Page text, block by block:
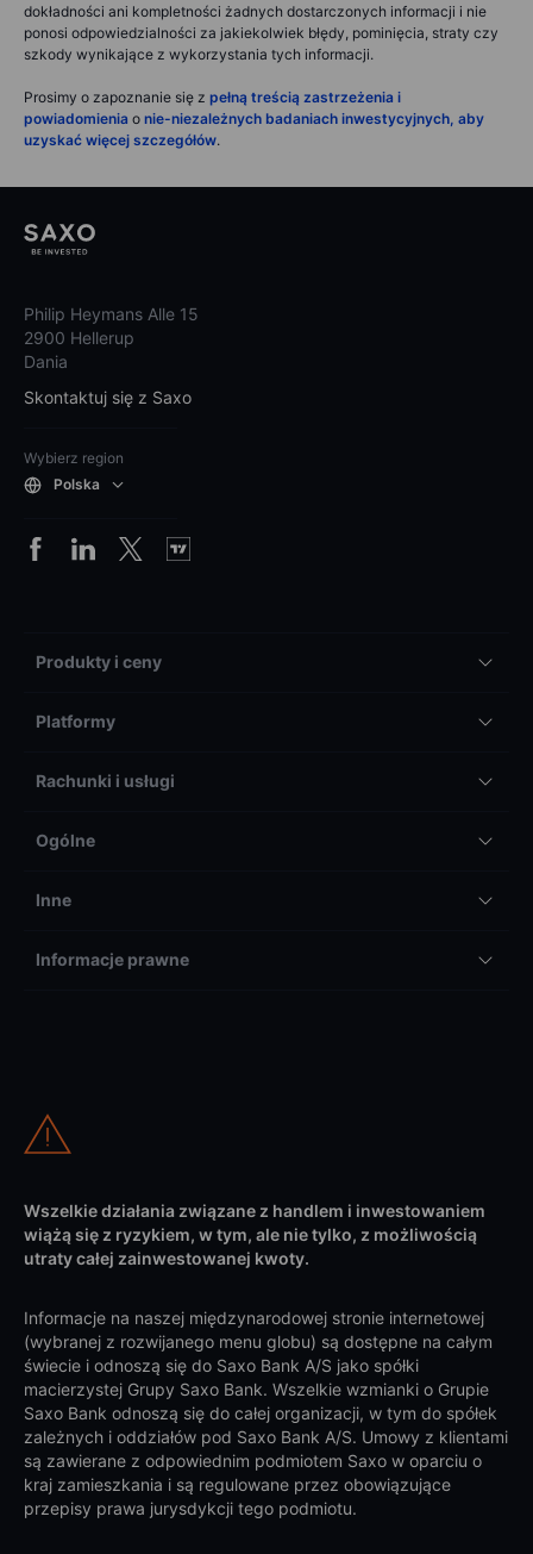
dokładności ani kompletności żadnych dostarczonych informacji i nie
ponosi odpowiedzialności za jakiekolwiek błędy, pominięcia, straty czy
szkody wynikające z wykorzystania tych informacji.
Prosimy o zapoznanie się z pełną treścią zastrzeżenia i
powiadomienia o nie-niezależnych badaniach inwestycyjnych, aby
uzyskać więcej szczegółów.
Philip Heymans Alle 15
2900 Hellerup
Dania
Skontaktuj się z Saxo
Wybierz region
Polska
Produkty i ceny
Platformy
Rachunki i usługi
Ogólne
Inne
Informacje prawne
Wszelkie działania związane z handlem i inwestowaniem
wiążą się z ryzykiem, w tym, ale nie tylko, z możliwością
utraty całej zainwestowanej kwoty.
Informacje na naszej międzynarodowej stronie internetowej
(wybranej z rozwijanego menu globu) są dostępne na całym
świecie i odnoszą się do Saxo Bank A/S jako spółki
macierzystej Grupy Saxo Bank. Wszelkie wzmianki o Grupie
Saxo Bank odnoszą się do całej organizacji, w tym do spółek
zależnych i oddziałów pod Saxo Bank A/S. Umowy z klientami
są zawierane z odpowiednim podmiotem Saxo w oparciu o
kraj zamieszkania i są regulowane przez obowiązujące
przepisy prawa jurysdykcji tego podmiotu.